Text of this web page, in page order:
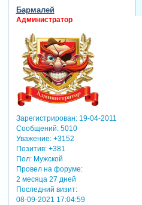
Бармалей
Администратор
Зарегистрирован: 19-04-2011
Сообщений:5010
Уважение: +3152
Позитив: +381
Пол:Мужской
Провел на форуме:
2 месяца 27 дней
Последний визит:
08-09-2021 17:04:59